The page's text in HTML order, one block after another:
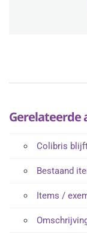
Gerelateerde
Colibris
Bestaand
Items /